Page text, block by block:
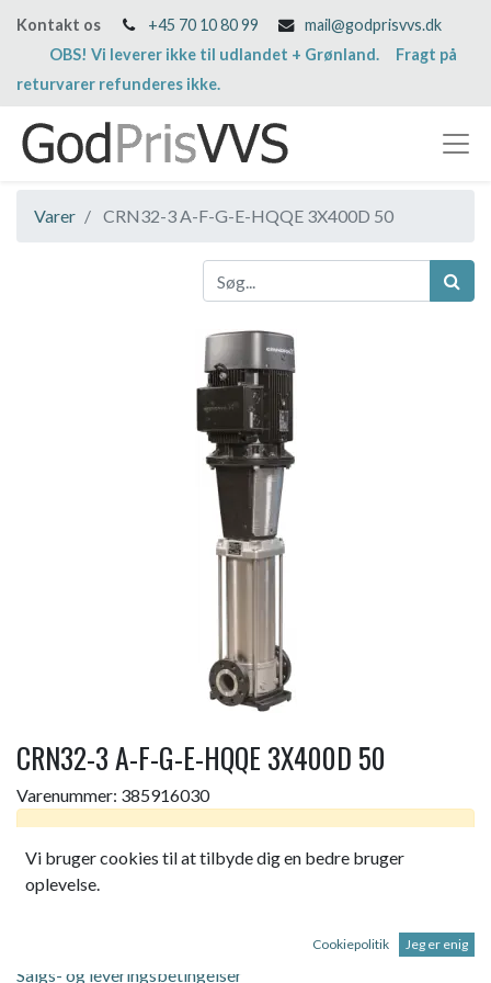
Kontakt os +45 70 10 80 99
mail@godprisvvs.dk
OBS! Vi leverer ikke til udlandet + Grønland. Fragt på
returvarer refunderes ikke.
Varer CRN32-3 A-F-G-E-HQQE 3X400D 50
CRN32-3 A-F-G-E-HQQE 3X400D 50
Varenummer: 385916030
Salgs- og leveringsbetingelser
Vi bruger cookies til at tilbyde dig en bedre bruger
oplevelse.
Cookiepolitik Jeg er enig